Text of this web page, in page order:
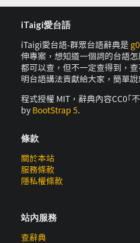
iTaigi愛台語
iTaigi愛台語-群眾台語辭典是
伸專案，想知道一個詞的台語
都可以查，但不一定查得到，
明台語講法貢獻給大家，簡單
程式授權 MIT，辭典內容CC0｢
by BootStrap 5.
條款
關於本站
服務條款
隱私權條款
站內服務
查辭典